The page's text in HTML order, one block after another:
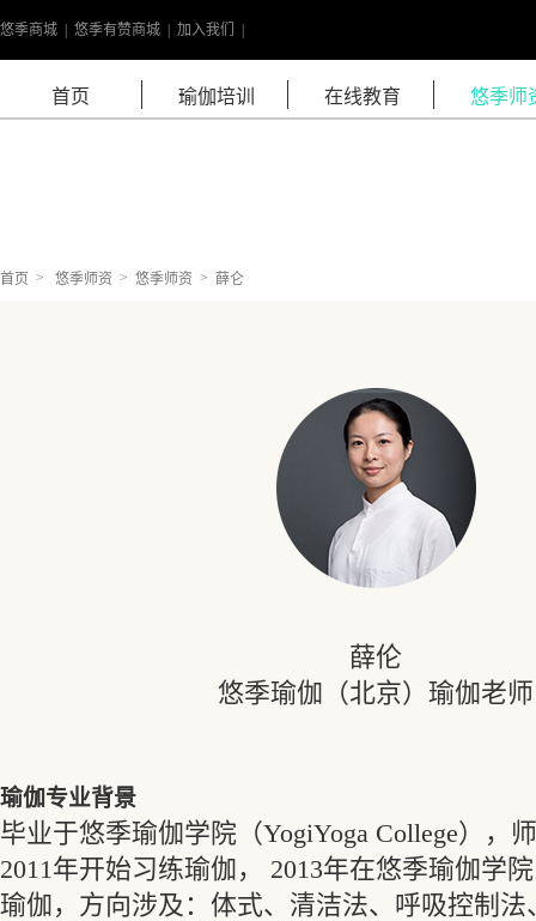
悠季商城 悠季有赞商城 加入我们
首页 瑜伽培训 在线教育 悠季师
学院介绍
首页 > 悠季师资 > 悠季师资 > 薛仑
薛伦
悠季瑜伽（北京）瑜伽老师
瑜伽专业背景
毕业于悠季瑜伽学院（YogiYoga College），
2011年开始习练瑜伽， 2013年在悠季瑜伽学
瑜伽，方向涉及：体式、清洁法、呼吸控制